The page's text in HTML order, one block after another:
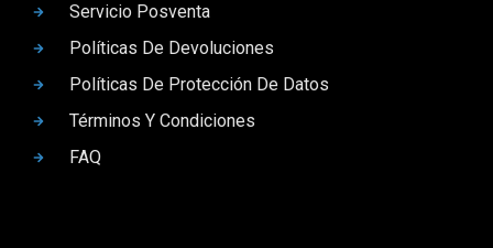
Servicio Posventa
Políticas De Devoluciones
Políticas De Protección De Datos
Términos Y Condiciones
FAQ